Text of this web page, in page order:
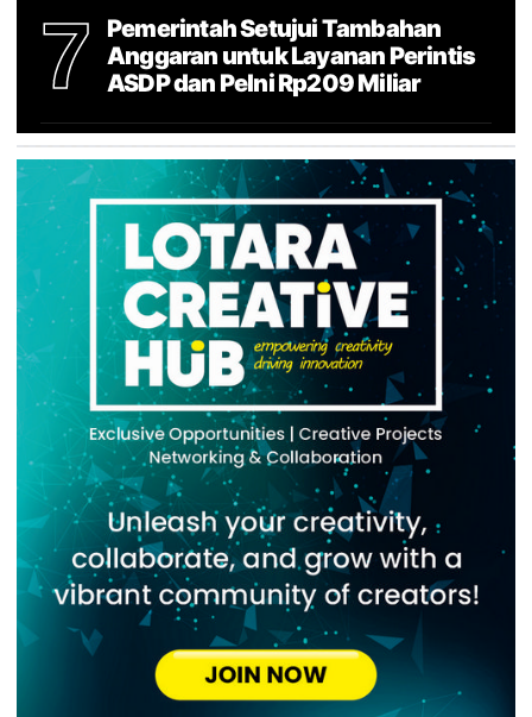
7
Pemerintah Setujui Tambahan
Anggaran untuk Layanan Perintis
ASDP dan Pelni Rp209 Miliar